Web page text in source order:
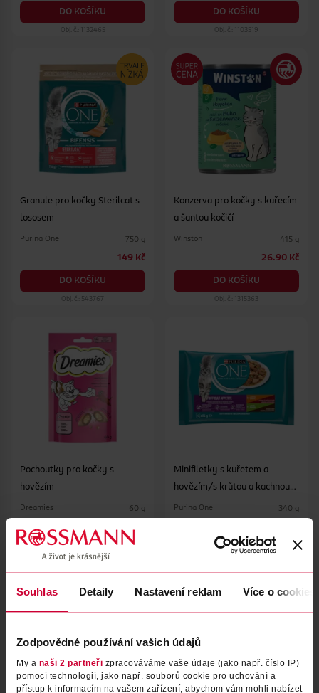
Souhlas Detaily Nastavení reklam Více o cookies
Zodpovědné používání vašich údajů
My a naši 2 partneři zpracováváme vaše údaje (jako např. číslo IP)
pomocí technologií, jako např. souborů cookie pro uchování a
přístup k informacím na vašem zařízení, abychom vám mohli nabízet
DO KOŠÍKU
Obj. č.: 1132465
DO KOŠÍKU
Obj. č.: 1103519
Granule pro kočky Sterilcat s
lososem
Purina One 750 g
149 Kč
DO KOŠÍKU
Obj. č.: 543767
Konzerva pro kočky s kuřecím
a šantou kočičí
Winston 415 g
26.90 Kč
DO KOŠÍKU
Pochoutky pro kočky s
hovězím
Dreamies 60 g
Minifiletky s kuřetem a
hovězím/s krůtou a kachnou
ve šťávě 4x 85 g
Purina One 340 g
DO KOŠÍKU